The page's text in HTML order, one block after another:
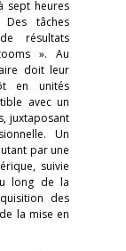
sept heures
tâches
résultats
». Au
doit leur
en unités
avec un
juxtaposant
Un
par une
suivie
long de la
des
la mise en